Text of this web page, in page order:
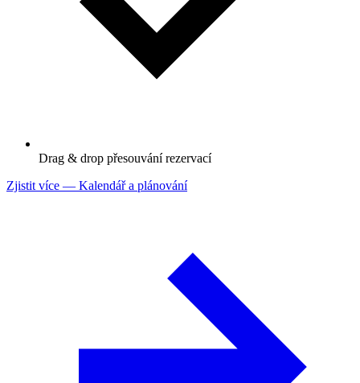
Drag & drop přesouvání rezervací
Zjistit více — Kalendář a plánování